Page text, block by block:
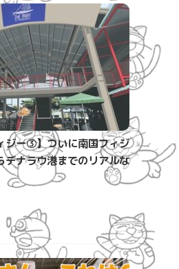
ジー③】ついに南国フィジ
デナラウ港までのリアルな